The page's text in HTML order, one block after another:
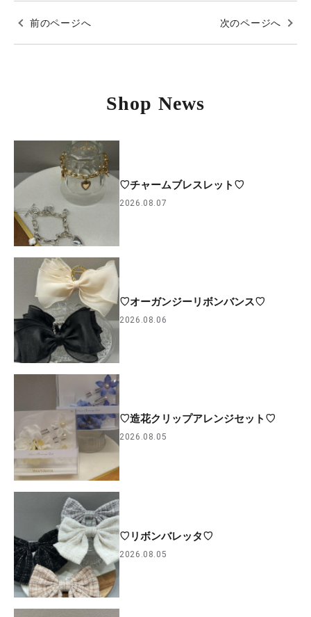
前のページへ 次のページへ
Shop News
♡チャームブレスレット♡
2026.08.07
♡オーガンジーリボンバンス♡
2026.08.06
♡造花クリップアレンジセット♡
2026.08.05
♡リボンバレッタ♡
2026.08.05